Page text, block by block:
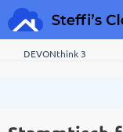
DEVONthink 3